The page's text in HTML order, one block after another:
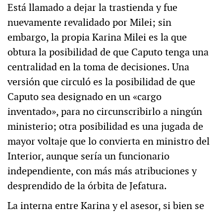
Está llamado a dejar la trastienda y fue
nuevamente revalidado por Milei; sin
embargo, la propia Karina Milei es la que
obtura la posibilidad de que Caputo tenga una
centralidad en la toma de decisiones. Una
versión que circuló es la posibilidad de que
Caputo sea designado en un «cargo
inventado», para no circunscribirlo a ningún
ministerio; otra posibilidad es una jugada de
mayor voltaje que lo convierta en ministro del
Interior, aunque sería un funcionario
independiente, con más más atribuciones y
desprendido de la órbita de Jefatura.
La interna entre Karina y el asesor, si bien se